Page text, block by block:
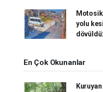
yolu
En Çok Okunanlar